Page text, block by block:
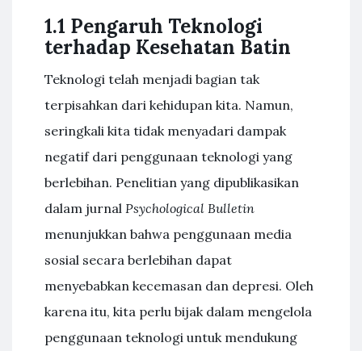
1.1 Pengaruh Teknologi
terhadap Kesehatan Batin
Teknologi telah menjadi bagian tak
terpisahkan dari kehidupan kita. Namun,
seringkali kita tidak menyadari dampak
negatif dari penggunaan teknologi yang
berlebihan. Penelitian yang dipublikasikan
dalam jurnal Psychological Bulletin
menunjukkan bahwa penggunaan media
sosial secara berlebihan dapat
menyebabkan kecemasan dan depresi. Oleh
karena itu, kita perlu bijak dalam mengelola
penggunaan teknologi untuk mendukung